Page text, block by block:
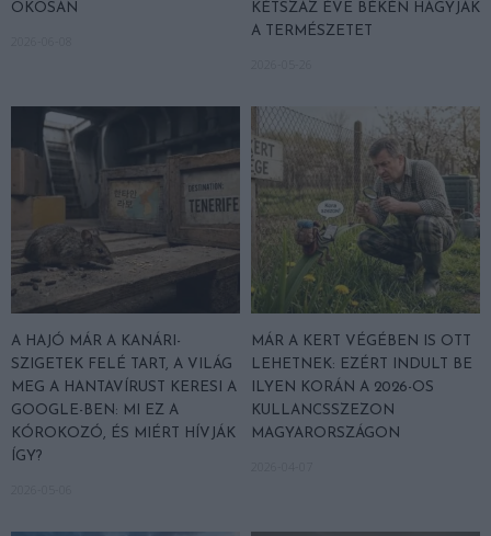
OKOSAN
KÉTSZÁZ ÉVE BÉKÉN HAGYJÁK
A TERMÉSZETET
A HAJÓ MÁR A KANÁRI-
SZIGETEK FELÉ TART, A VILÁG
MEG A HANTAVÍRUST KERESI A
GOOGLE-BEN: MI EZ A
KÓROKOZÓ, ÉS MIÉRT HÍVJÁK
ÍGY?
MÁR A KERT VÉGÉBEN IS OTT
LEHETNEK: EZÉRT INDULT BE
ILYEN KORÁN A 2026-OS
KULLANCSSZEZON
MAGYARORSZÁGON